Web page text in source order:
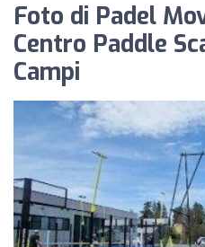
Foto di Padel
Centro Paddle
Campi